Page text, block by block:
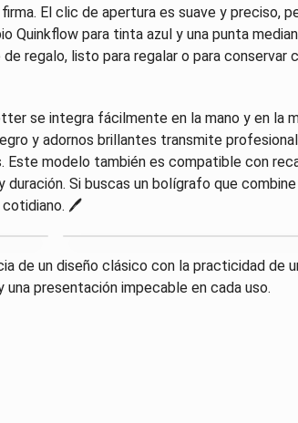
El clic de apertura es suave y preciso,
Quinkflow para tinta azul y una punta
regalo, listo para regalar o para conservar
se integra fácilmente en la mano y en la
y adornos brillantes transmite
Este modelo también es compatible con
duración. Si buscas un bolígrafo que
cotidiano. 🖊️
de un diseño clásico con la practicidad de
una presentación impecable en cada uso.